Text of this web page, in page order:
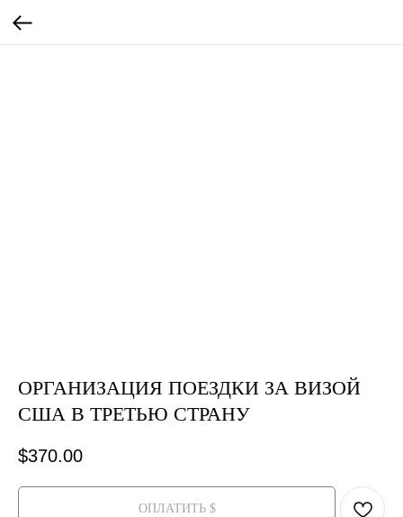
ОРГАНИЗАЦИЯ ПОЕЗДКИ ЗА ВИЗОЙ
США В ТРЕТЬЮ СТРАНУ
$370.00
ОПЛАТИТЬ $